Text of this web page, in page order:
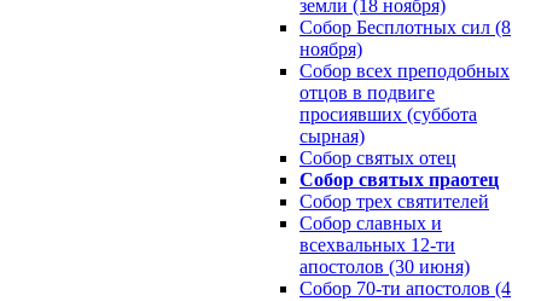
земли (18 ноября)
Собор Бесплотных сил (8
ноября)
Собор всех преподобных
отцов в подвиге
просиявших (суббота
сырная)
Собор святых отец
Собор святых праотец
Собор трех святителей
Собор славных и
всехвальных 12-ти
апостолов (30 июня)
Собор 70-ти апостолов (4